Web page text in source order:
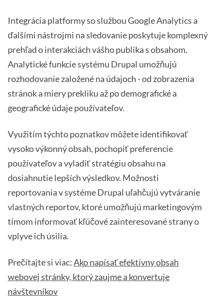
Integrácia platformy so službou Google Analytics a
ďalšími nástrojmi na sledovanie poskytuje komplexný
prehľad o interakciách vášho publika s obsahom.
Analytické funkcie systému Drupal umožňujú
rozhodovanie založené na údajoch - od zobrazenia
stránok a miery prekliku až po demografické a
geografické údaje používateľov.
Využitím týchto poznatkov môžete identifikovať
vysoko výkonný obsah, pochopiť preferencie
používateľov a vyladiť stratégiu obsahu na
dosiahnutie lepších výsledkov. Možnosti
reportovania v systéme Drupal uľahčujú vytváranie
vlastných reportov, ktoré umožňujú marketingovým
tímom informovať kľúčové zainteresované strany o
vplyve ich úsilia.
Prečítajte si viac:Ako napísať efektívny obsah
webovej stránky, ktorý zaujme a konvertuje
návštevníkov